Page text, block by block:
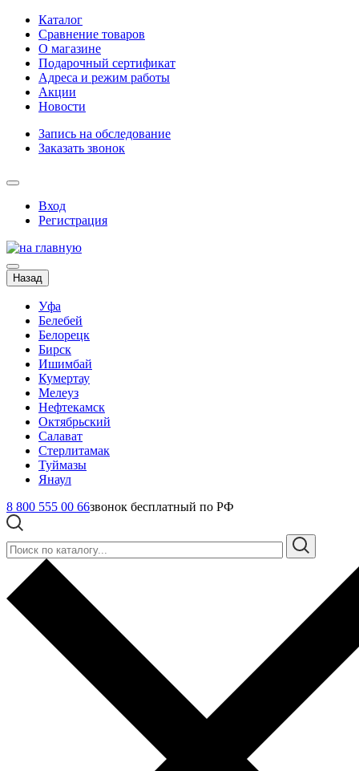
Каталог
Сравнение товаров
О магазине
Подарочный сертификат
Адреса и режим работы
Акции
Новости
Запись на обследование
Заказать звонок
Вход
Регистрация
Назад
Уфа
Белебей
Белорецк
Бирск
Ишимбай
Кумертау
Мелеуз
Нефтекамск
Октябрьский
Салават
Стерлитамак
Туймазы
Янаул
8 800 555 00 66звонок бесплатный по РФ